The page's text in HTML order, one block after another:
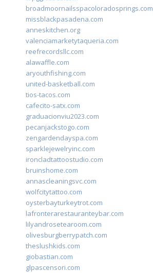
broadmoornailsspacoloradosprings.com
missblackpasadena.com
anneskitchen.org
valenciamarketytaqueria.com
reefrecordsllc.com
alawaffle.com
aryouthfishing.com
united-basketball.com
tios-tacos.com
cafecito-satx.com
graduacionviu2023.com
pecanjackstogo.com
zengardendayspa.com
sparklejewelryinc.com
ironcladtattoostudio.com
bruinshome.com
annascleaningsvc.com
wolfcitytattoo.com
oysterbayturkeytrot.com
lafronterarestauranteybar.com
lilyandrosetearoom.com
olivesburgberrypatch.com
theslushkids.com
giobastian.com
glpascensori.com